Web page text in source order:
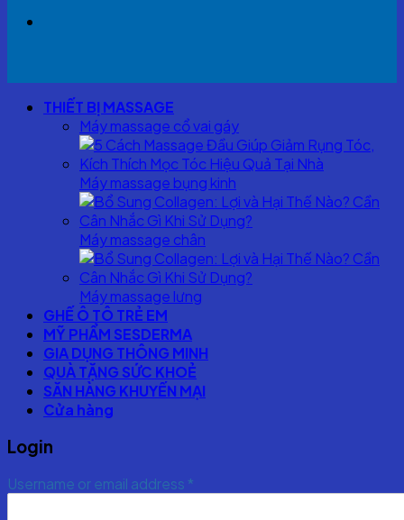
THIẾT BỊ MASSAGE
Máy massage cổ vai gáy
Máy massage bụng kinh
Máy massage chân
Máy massage lưng
GHẾ Ô TÔ TRẺ EM
MỸ PHẨM SESDERMA
GIA DỤNG THÔNG MINH
QUÀ TẶNG SỨC KHOẺ
SĂN HÀNG KHUYẾN MẠI
Cửa hàng
Login
Username or email address *